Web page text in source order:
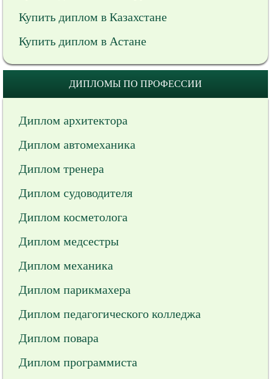
Купить диплом в Казахстане
Купить диплом в Астане
ДИПЛОМЫ ПО ПРОФЕССИИ
Диплом архитектора
Диплом автомеханика
Диплом тренера
Диплом судоводителя
Диплом косметолога
Диплом медсестры
Диплом механика
Диплом парикмахера
Диплом педагогического колледжа
Диплом повара
Диплом программиста